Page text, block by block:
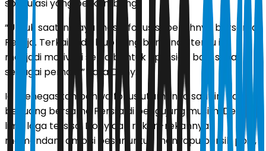
spekulasi yang berkembang.
“Untuk saat ini saya masih fokus sepenuhnya bersama
Persija. Terkait ada klub yang berminat, tentu itu
menjadi motivasi serta bentuk apresiasi bagi saya
sebagai pemain,” kata Dony.
Ia menegaskan bahwa fokus utamanya saat ini adalah
berjuang bersama Persija di pengujung musim. Dengan
lima laga tersisa, Dony dan rekan-rekannya
memendam ambisi besar untuk menyapu bersih poin,